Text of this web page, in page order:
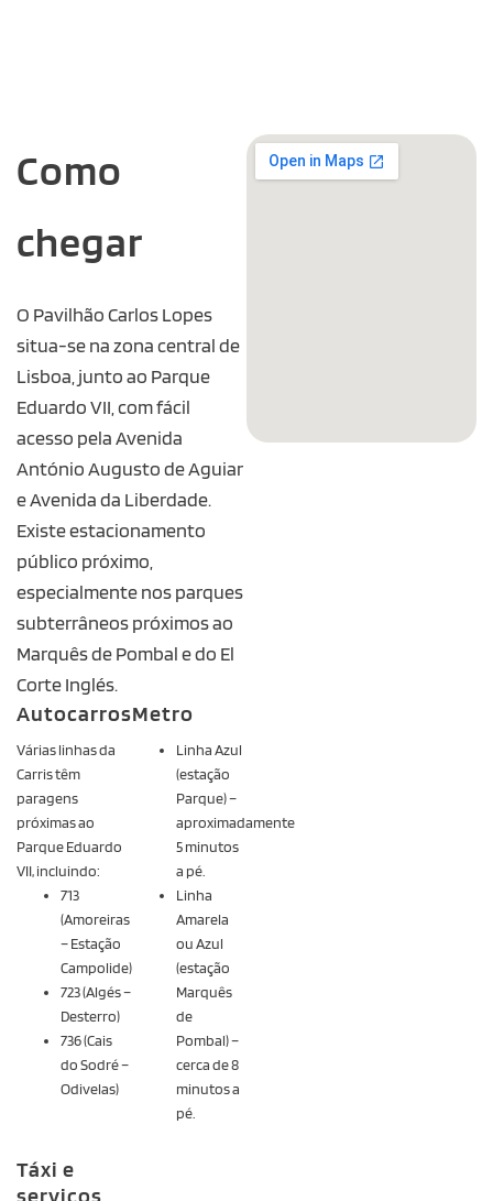
Como
chegar
O Pavilhão Carlos Lopes
situa-se na zona central de
Lisboa, junto ao Parque
Eduardo VII, com fácil
acesso pela Avenida
António Augusto de Aguiar
e Avenida da Liberdade.
Existe estacionamento
público próximo,
especialmente nos parques
subterrâneos próximos ao
Marquês de Pombal e do El
Corte Inglés.
Autocarros
Várias linhas da
Carris têm
paragens
próximas ao
Parque Eduardo
VII, incluindo:
713
(Amoreiras
– Estação
Campolide)
723 (Algés –
Desterro)
736 (Cais
do Sodré –
Odivelas)
Metro
Linha Azul
(estação
Parque) –
aproximadamente
5 minutos
a pé.
Linha
Amarela
ou Azul
(estação
Marquês
de
Pombal) –
cerca de 8
minutos a
pé.
Táxi e
serviços